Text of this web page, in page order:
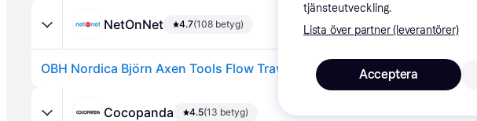
NetOnNet 4.7(108 betyg)
OBH Nordica Björn Axen Tools Flow Travel Hair Dryer 5188
Cocopanda 4.5(13 betyg)
tjänsteutveckling.
Lista över partner (leverantörer)
Acceptera